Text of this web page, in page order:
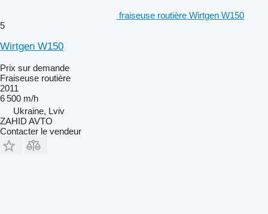
fraiseuse routière Wirtgen W150
5
Wirtgen W150
Prix sur demande
Fraiseuse routière
2011
6 500 m/h
Ukraine, Lviv
ZAHID AVTO
Contacter le vendeur